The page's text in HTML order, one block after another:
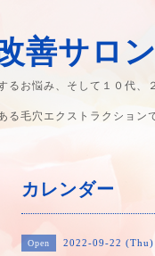
善サ
お悩み、そして１０代、
毛穴エクストラクション
カレンダー
Open 2022-09-22 (Thu)